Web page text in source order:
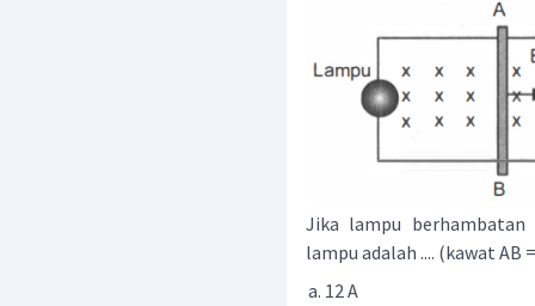
Jika lampu berhambatan
lampu adalah .... (kawat AB
12 A